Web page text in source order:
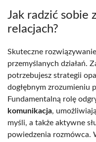
Jak radzić sobie
relacjach?
Skuteczne
przemyślanych działań.
potrzebujesz strategii
dogłębnym zrozumieniu
Fundamentalną rolę
komunikacja,
myśli, a także aktywne
powiedzenia rozmówca.